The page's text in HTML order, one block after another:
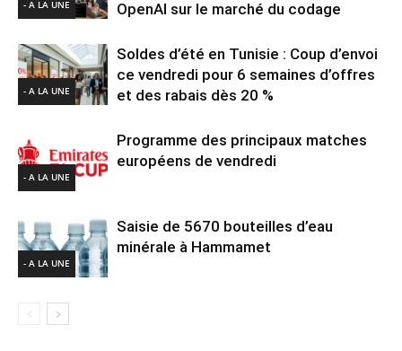
- A LA UNE OpenAI sur le marché du codage
- A LA UNE
Soldes d’été en Tunisie : Coup d’envoi
ce vendredi pour 6 semaines d’offres
et des rabais dès 20 %
- A LA UNE
Programme des principaux matches
européens de vendredi
- A LA UNE
Saisie de 5670 bouteilles d’eau
minérale à Hammamet